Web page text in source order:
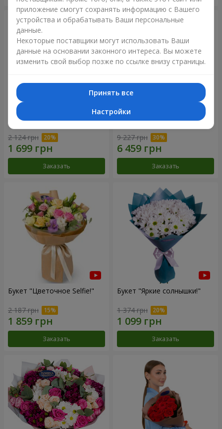
Романтический букет
"Небеса"
2 124 грн
Заказать
Цветы в коробке "101
9 227 грн
Заказать
Букет "Цветочное Selfie!"
2 187 грн
Заказать
Букет "Яркие солнышки!"
1 374 грн
Заказать
приложение смогут сохранять информацию с Вашего
устройства и обрабатывать Ваши персональные
данные.
Некоторые поставщики могут использовать Ваши
данные на основании законного интереса. Вы можете
изменить свой выбор позже по ссылке внизу страницы.
Принять все
Настройки